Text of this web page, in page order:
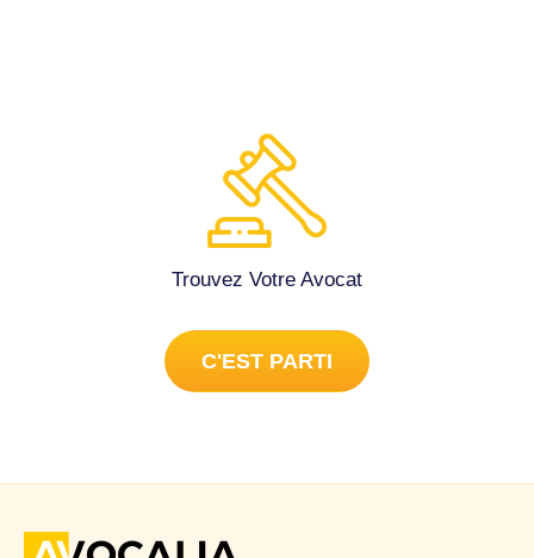
Trouvez Votre Avocat
C'EST PARTI